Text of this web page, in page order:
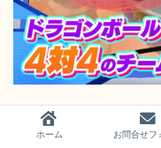
いかがでしたか？
ホーム お問合せフ